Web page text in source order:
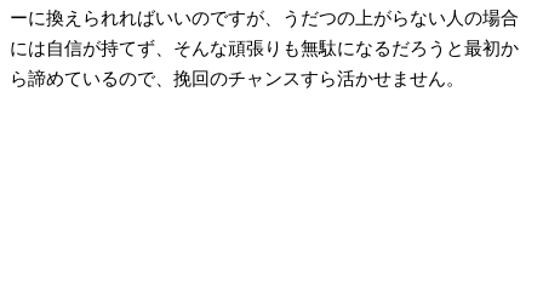
ーに換えられればいいのですが、うだつの上がらない人の場合
には自信が持てず、そんな頑張りも無駄になるだろうと最初か
ら諦めているので、挽回のチャンスすら活かせません。